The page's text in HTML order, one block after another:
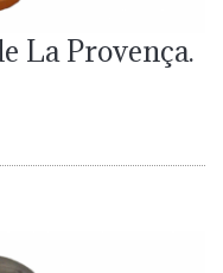
La Provença.